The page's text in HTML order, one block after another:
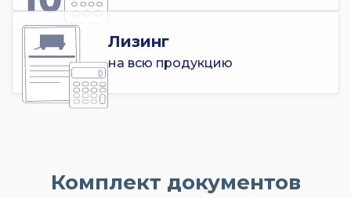
Лизинг
на всю продукцию
Комплект документов